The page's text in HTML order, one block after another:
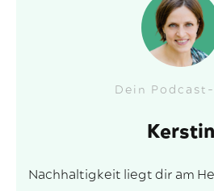
Dein
Kerstin
Nachhaltigkeit liegt dir am